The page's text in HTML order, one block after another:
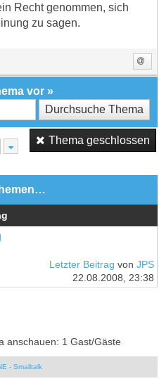
Recht genommen, sich
zu sagen.
vor »
Thema geschlossen
Letzter Beitrag von JPS
22.08.2008, 23:38
anschauen: 1 Gast/Gäste
- Smalltalk